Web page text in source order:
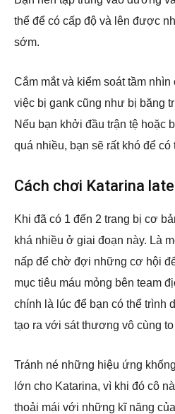
thể để có cấp độ và lên được
sớm.
Cắm mắt và kiểm soát tầm
việc bị gank cũng như bị băng
Nếu bạn khởi đầu trận tệ hoặc
quá nhiều, bạn sẽ rất khó để
Cách chơi Katarina
Khi đã có 1 đến 2 trang bị cơ
khá nhiều ở giai đoạn này. Là
nấp để chờ đợi những cơ hội
mục tiêu máu mỏng bên team
chính là lúc để bạn có thể trình
tạo ra với sát thương vô cùng
Tránh né những hiệu ứng
lớn cho Katarina, vì khi đó cô
thoải mái với những kĩ năng